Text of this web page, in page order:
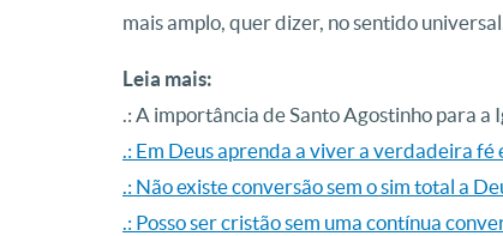
mais amplo, quer dizer, no sentido
Leia mais:
.: A importância de Santo Agostinho para a
.: Em Deus aprenda a viver a verdadeira fé
.: Não existe conversão sem o sim total a
.: Posso ser cristão sem uma contínua